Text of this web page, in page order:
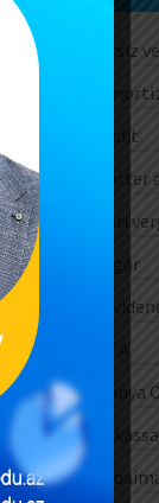
Aksiz
Audit
Cari
Digər
E-kassa
E-